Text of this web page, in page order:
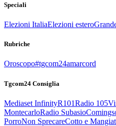
Speciali
Elezioni ItaliaElezioni estero
Rubriche
Oroscopo#tgcom24amarcord
Tgcom24 Consiglia
Mediaset InfinityR101Radio 105
MontecarloRadio Subasio
PorroNon SprecareCotto e